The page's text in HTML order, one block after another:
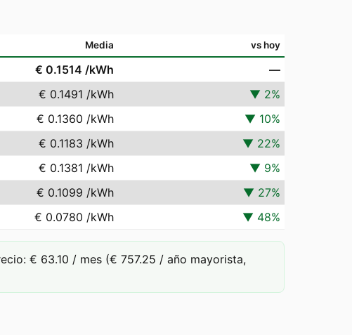
Media vs hoy
€ 0.1514 /kWh
—
€ 0.1491 /kWh ▼ 2%
€ 0.1360 /kWh ▼ 10%
€ 0.1183 /kWh ▼ 22%
€ 0.1381 /kWh ▼ 9%
€ 0.1099 /kWh ▼ 27%
€ 0.0780 /kWh ▼ 48%
€ 63.10 / mes (€ 757.25 / año mayorista,